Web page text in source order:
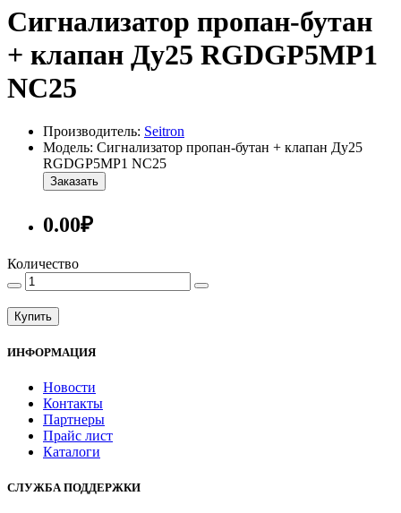
Сигнализатор пропан-бутан
+ клапан Ду25 RGDGP5MP1
NС25
Производитель: Seitron
Модель: Сигнализатор пропан-бутан + клапан Ду25
RGDGP5MP1 NС25
Заказать
0.00₽
Количество
Купить
ИНФОРМАЦИЯ
Новости
Контакты
Партнеры
Прайс лист
Каталоги
СЛУЖБА ПОДДЕРЖКИ